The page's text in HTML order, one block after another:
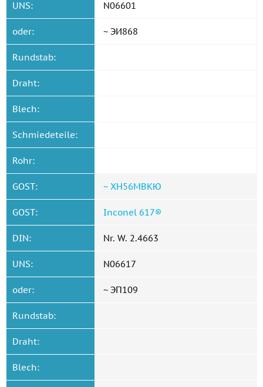
UNS: N06601
oder: ~ ЭИ868
Rundstab:
Draht:
Blech:
Schmiedeteile:
Rohr:
GOST: ~ ХН56МВКЮ
GOST: Inconel 617®
DIN: Nr. W. 2.4663
UNS: N06617
oder: ~ ЭП109
Rundstab:
Draht:
Blech: